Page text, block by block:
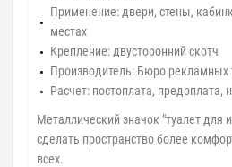
Применение: двери, стены,
местах
Крепление: двусторонний скотч
Производитель: Бюро рекламных
Расчет: постоплата, предоплата,
Металлический значок "туалет для
сделать пространство более
всех.